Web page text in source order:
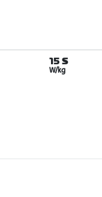
15 S
W/kg